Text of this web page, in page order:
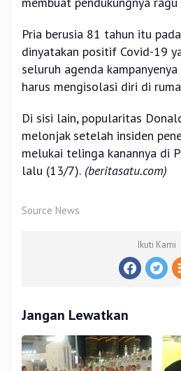
Pria berusia 81 tahun itu
dinyatakan positif Covid-19
seluruh agenda
harus mengisolasi diri di
Di sisi lain, popularitas
melonjak setelah insiden
melukai telinga kanannya di
lalu (13/7). (beritasatu.com)
Source News
Ikuti Kami
Jangan Lewatkan